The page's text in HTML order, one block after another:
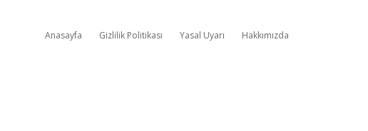
Anasayfa Gizlilik Politikası Yasal Uyarı Hakkımızda